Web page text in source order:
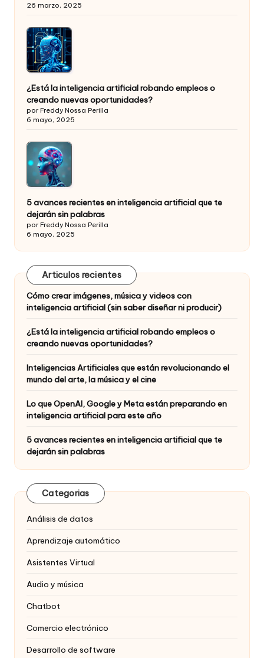
26 marzo, 2025
¿Está la inteligencia artificial robando empleos o
creando nuevas oportunidades?
por Freddy Nossa Perilla
6 mayo, 2025
5 avances recientes en inteligencia artificial que te
dejarán sin palabras
por Freddy Nossa Perilla
6 mayo, 2025
Articulos recientes
Cómo crear imágenes, música y videos con
inteligencia artificial (sin saber diseñar ni producir)
¿Está la inteligencia artificial robando empleos o
creando nuevas oportunidades?
Inteligencias Artificiales que están revolucionando el
mundo del arte, la música y el cine
Lo que OpenAI, Google y Meta están preparando en
inteligencia artificial para este año
5 avances recientes en inteligencia artificial que te
dejarán sin palabras
Categorias
Análisis de datos
Aprendizaje automático
Asistentes Virtual
Audio y música
Chatbot
Comercio electrónico
Desarrollo de software